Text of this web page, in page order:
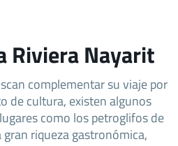
Riviera Nayarit
complementar su viaje por
de cultura, existen algunos
como los petroglifos de
riqueza gastronómica,